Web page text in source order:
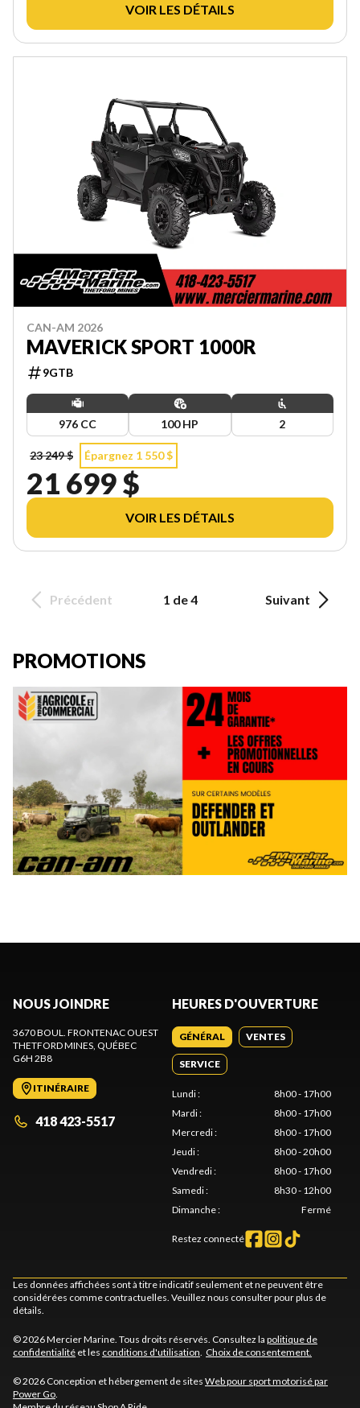
VOIR LES DÉTAILS
CAN-AM 2026
MAVERICK SPORT 1000R
9GTB
976 CC 100 HP 2
23 249 $ Épargnez 1 550 $
21 699 $
VOIR LES DÉTAILS
Précédent 1 de 4 Suivant
PROMOTIONS
NOUS JOINDRE
3670 BOUL. FRONTENAC OUEST
THETFORD MINES, QUÉBEC
G6H 2B8
ITINÉRAIRE
418 423-5517
HEURES D'OUVERTURE
GÉNÉRAL VENTES
SERVICE
Lundi:
8h00 - 17h00
Mardi:
8h00 - 17h00
Mercredi:
8h00 - 17h00
Jeudi:
8h00 - 20h00
Vendredi:
8h00 - 17h00
Samedi:
8h30 - 12h00
Dimanche: Fermé
Restez connecté
Les données affichées sont à titre indicatif seulement et ne peuvent être
considérées comme contractuelles. Veuillez nous consulter pour plus de
détails.
© 2026 Mercier Marine. Tous droits réservés. Consultez la politique de
confidentialité et les conditions d'utilisation. Choix de consentement.
© 2026 Conception et hébergement de sites Web pour sport motorisé par
Power Go.